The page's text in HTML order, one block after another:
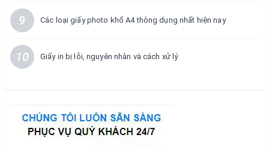
9 Các loại giấy photo khổ A4 thông dụng nhất hiện nay
10 Giấy in bị lỗi, nguyên nhân và cách xử lý